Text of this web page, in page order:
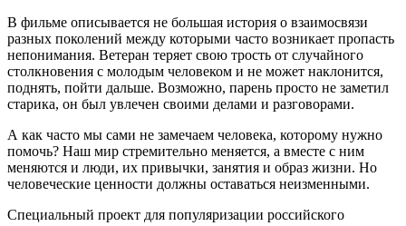
В фильме описывается не большая история о взаимосвязи
разных поколений между которыми часто возникает пропасть
непонимания. Ветеран теряет свою трость от случайного
столкновения с молодым человеком и не может наклонится,
поднять, пойти дальше. Возможно, парень просто не заметил
старика, он был увлечен своими делами и разговорами.
А как часто мы сами не замечаем человека, которому нужно
помочь? Наш мир стремительно меняется, а вместе с ним
меняются и люди, их привычки, занятия и образ жизни. Но
человеческие ценности должны оставаться неизменными.
Специальный проект для популяризации российского